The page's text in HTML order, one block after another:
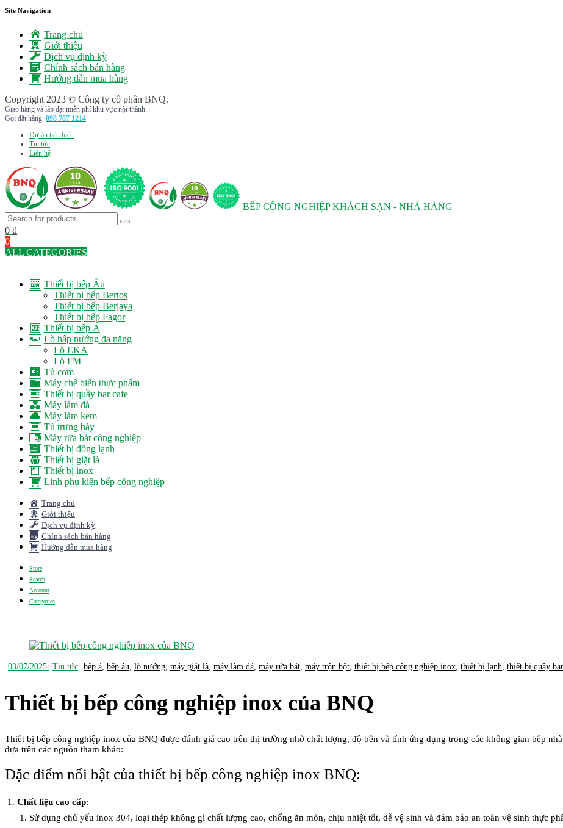
Site Navigation
Trang chủ
Giới thiệu
Dịch vụ định kỳ
Chính sách bán hàng
Hướng dẫn mua hàng
Copyright 2023 © Công ty cổ phần BNQ.
Giao hàng và lắp đặt miễn phí khu vực nội thành.
Gọi đặt hàng: 098 707 1214
Dự án tiêu biểu
Tin tức
Liên hệ
BẾP CÔNG NGHIỆP KHÁCH SẠN - NHÀ HÀNG
0 ₫
0
ALL CATEGORIES
Thiết bị bếp Âu
Thiết bị bếp Bertos
Thiết bị bếp Berjaya
Thiết bị bếp Fagor
Thiết bị bếp Á
Lò hấp nướng đa năng
Lò EKA
Lò FM
Tủ cơm
Máy chế biến thực phẩm
Thiết bị quầy bar cafe
Máy làm đá
Máy làm kem
Tủ trưng bày
Máy rửa bát công nghiệp
Thiết bị đông lạnh
Thiết bị giặt là
Thiết bị inox
Linh phụ kiện bếp công nghiệp
Trang chủ
Giới thiệu
Dịch vụ định kỳ
Chính sách bán hàng
Hướng dẫn mua hàng
Store
Search
Account
Categories
03/07/2025 Tin tức bếp á, bếp âu, lò nướng, máy giặt là, máy làm đá, máy rửa bát, máy trộn bột, thiết bị bếp công nghiệp inox, thiết bị lạnh, thiết bị quầy bar
Thiết bị bếp công nghiệp inox của BNQ
Thiết bị bếp công nghiệp inox của BNQ được đánh giá cao trên thị trường nhờ chất lượng, độ bền và tính ứng dụng trong các không gian bếp
dựa trên các nguồn tham khảo:
Đặc điểm nổi bật của thiết bị bếp công nghiệp inox BNQ:
Chất liệu cao cấp:
Sử dụng chủ yếu inox 304, loại thép không gỉ chất lượng cao, chống ăn mòn, chịu nhiệt tốt, dễ vệ sinh và đảm bảo an toàn vệ sinh thực